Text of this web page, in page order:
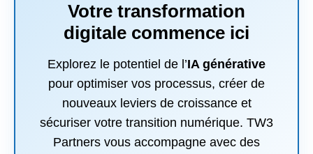
Votre transformation
digitale commence ici
Explorez le potentiel de l’IA générative
pour optimiser vos processus, créer de
nouveaux leviers de croissance et
sécuriser votre transition numérique. TW3
Partners vous accompagne avec des